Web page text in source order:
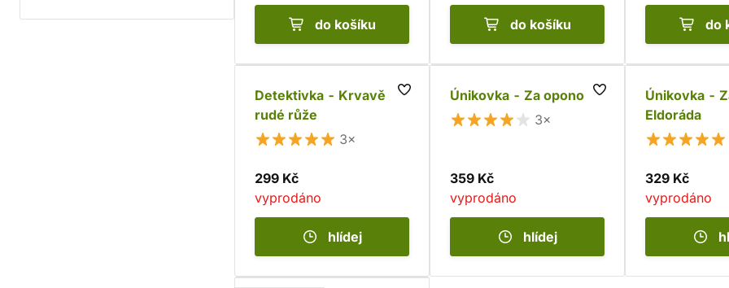
do košíku do košíku do
Detektivka - Krvavě
rudé růže
3×
299 Kč
vyprodáno
hlídej
Únikovka - Za oponou
3×
359 Kč
vyprodáno
hlídej
Únikovka -
Eldoráda
329 Kč
vyprodáno